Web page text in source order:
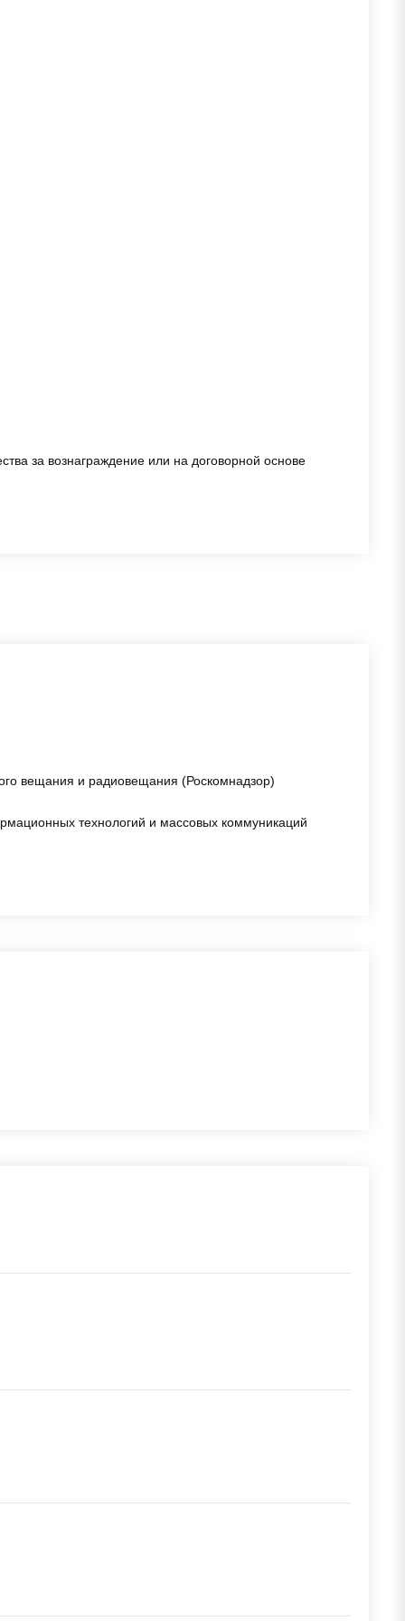
за вознаграждение или на договорной основе
вещания и радиовещания (Роскомнадзор)
технологий и массовых коммуникаций